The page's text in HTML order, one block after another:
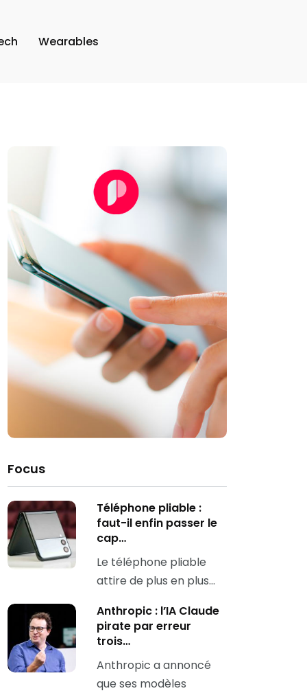
Wearables
Focus
Téléphone pliable :
faut-il enfin passer le
cap…
Le téléphone pliable
attire de plus en plus…
Anthropic : l’IA Claude
pirate par erreur
trois…
Anthropic a annoncé
que ses modèles